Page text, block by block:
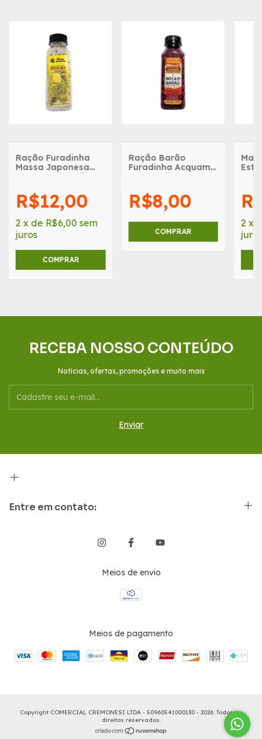
Ração Furadinha
Massa Japonesa
Chama no Queijo -
R$12,00
2 x de R$6,00 sem
juros
Ração Barão
Furadinha Acquamil
- Camarão - 120g
R$8,00
2 x
juros
RECEBA NOSSO CONTEÚDO
Notícias, ofertas, promoções e muito mais
Entre em contato:
Meios de envio
Meios de pagamento
Copyright COMERCIAL CREMONESI LTDA - 50960541000130 - 2026. Todos os
direitos reservados.